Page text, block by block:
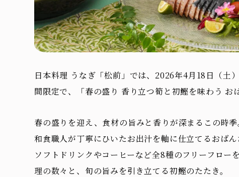
日本料理 うなぎ「松前」では、2026年4月18日（土
間限定で、「春の盛り 香り立つ筍と初鰹を味わう お
春の盛りを迎え、食材の旨みと香りが深まるこの時季
和食職人が丁寧にひいたお出汁を軸に仕立てるおばん
ソフトドリンクやコーヒーなど全8種のフリーフロ
理の数々と、旬の旨みを引き立てる初鰹のたたき。